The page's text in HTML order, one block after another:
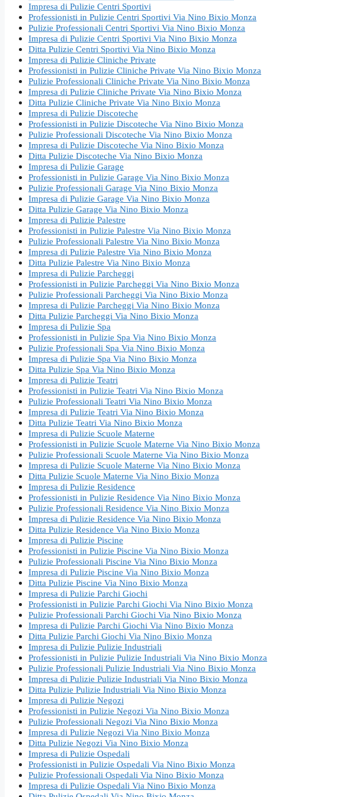
Impresa di Pulizie Centri Sportivi
Professionisti in Pulizie Centri Sportivi Via Nino Bixio Monza
Pulizie Professionali Centri Sportivi Via Nino Bixio Monza
Impresa di Pulizie Centri Sportivi Via Nino Bixio Monza
Ditta Pulizie Centri Sportivi Via Nino Bixio Monza
Impresa di Pulizie Cliniche Private
Professionisti in Pulizie Cliniche Private Via Nino Bixio Monza
Pulizie Professionali Cliniche Private Via Nino Bixio Monza
Impresa di Pulizie Cliniche Private Via Nino Bixio Monza
Ditta Pulizie Cliniche Private Via Nino Bixio Monza
Impresa di Pulizie Discoteche
Professionisti in Pulizie Discoteche Via Nino Bixio Monza
Pulizie Professionali Discoteche Via Nino Bixio Monza
Impresa di Pulizie Discoteche Via Nino Bixio Monza
Ditta Pulizie Discoteche Via Nino Bixio Monza
Impresa di Pulizie Garage
Professionisti in Pulizie Garage Via Nino Bixio Monza
Pulizie Professionali Garage Via Nino Bixio Monza
Impresa di Pulizie Garage Via Nino Bixio Monza
Ditta Pulizie Garage Via Nino Bixio Monza
Impresa di Pulizie Palestre
Professionisti in Pulizie Palestre Via Nino Bixio Monza
Pulizie Professionali Palestre Via Nino Bixio Monza
Impresa di Pulizie Palestre Via Nino Bixio Monza
Ditta Pulizie Palestre Via Nino Bixio Monza
Impresa di Pulizie Parcheggi
Professionisti in Pulizie Parcheggi Via Nino Bixio Monza
Pulizie Professionali Parcheggi Via Nino Bixio Monza
Impresa di Pulizie Parcheggi Via Nino Bixio Monza
Ditta Pulizie Parcheggi Via Nino Bixio Monza
Impresa di Pulizie Spa
Professionisti in Pulizie Spa Via Nino Bixio Monza
Pulizie Professionali Spa Via Nino Bixio Monza
Impresa di Pulizie Spa Via Nino Bixio Monza
Ditta Pulizie Spa Via Nino Bixio Monza
Impresa di Pulizie Teatri
Professionisti in Pulizie Teatri Via Nino Bixio Monza
Pulizie Professionali Teatri Via Nino Bixio Monza
Impresa di Pulizie Teatri Via Nino Bixio Monza
Ditta Pulizie Teatri Via Nino Bixio Monza
Impresa di Pulizie Scuole Materne
Professionisti in Pulizie Scuole Materne Via Nino Bixio Monza
Pulizie Professionali Scuole Materne Via Nino Bixio Monza
Impresa di Pulizie Scuole Materne Via Nino Bixio Monza
Ditta Pulizie Scuole Materne Via Nino Bixio Monza
Impresa di Pulizie Residence
Professionisti in Pulizie Residence Via Nino Bixio Monza
Pulizie Professionali Residence Via Nino Bixio Monza
Impresa di Pulizie Residence Via Nino Bixio Monza
Ditta Pulizie Residence Via Nino Bixio Monza
Impresa di Pulizie Piscine
Professionisti in Pulizie Piscine Via Nino Bixio Monza
Pulizie Professionali Piscine Via Nino Bixio Monza
Impresa di Pulizie Piscine Via Nino Bixio Monza
Ditta Pulizie Piscine Via Nino Bixio Monza
Impresa di Pulizie Parchi Giochi
Professionisti in Pulizie Parchi Giochi Via Nino Bixio Monza
Pulizie Professionali Parchi Giochi Via Nino Bixio Monza
Impresa di Pulizie Parchi Giochi Via Nino Bixio Monza
Ditta Pulizie Parchi Giochi Via Nino Bixio Monza
Impresa di Pulizie Pulizie Industriali
Professionisti in Pulizie Pulizie Industriali Via Nino Bixio Monza
Pulizie Professionali Pulizie Industriali Via Nino Bixio Monza
Impresa di Pulizie Pulizie Industriali Via Nino Bixio Monza
Ditta Pulizie Pulizie Industriali Via Nino Bixio Monza
Impresa di Pulizie Negozi
Professionisti in Pulizie Negozi Via Nino Bixio Monza
Pulizie Professionali Negozi Via Nino Bixio Monza
Impresa di Pulizie Negozi Via Nino Bixio Monza
Ditta Pulizie Negozi Via Nino Bixio Monza
Impresa di Pulizie Ospedali
Professionisti in Pulizie Ospedali Via Nino Bixio Monza
Pulizie Professionali Ospedali Via Nino Bixio Monza
Impresa di Pulizie Ospedali Via Nino Bixio Monza